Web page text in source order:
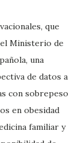
que
Ministerio de
una
de datos a
con sobrepeso
en obesidad
familiar y